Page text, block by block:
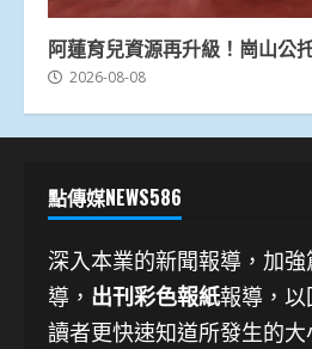
阿蓮育兒資源再升級！崗山公
2026-08-08
點傳媒NEWS586
深入本業的新聞報導，加
導， 出刊彩色報紙報導，
讀者更快速知道所發生的大